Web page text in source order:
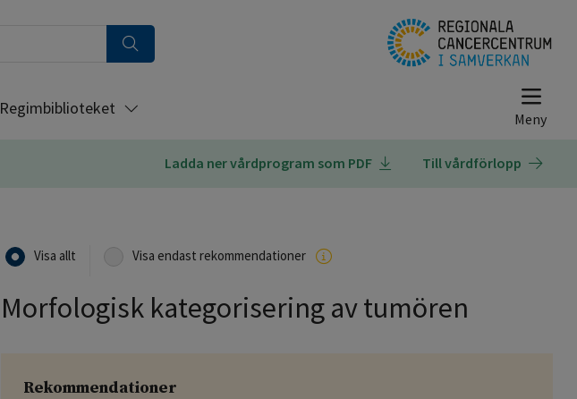
Regimbiblioteket
Ladda ner vårdprogram som PDF Till vårdförlopp
Visa allt Visa endast rekommendationer
Morfologisk kategorisering av tumören
Rekommendationer